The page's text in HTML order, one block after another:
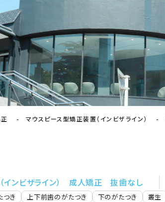
マウスピース型矯正装置（インビザライン）
ンビザライン） 成人矯正 抜歯なし
つき 上下前歯のがたつき 下のがたつき 叢生